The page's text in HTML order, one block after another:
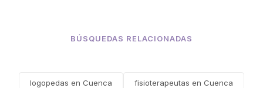
BÚSQUEDAS RELACIONADAS
logopedas en Cuenca fisioterapeutas en Cuenca